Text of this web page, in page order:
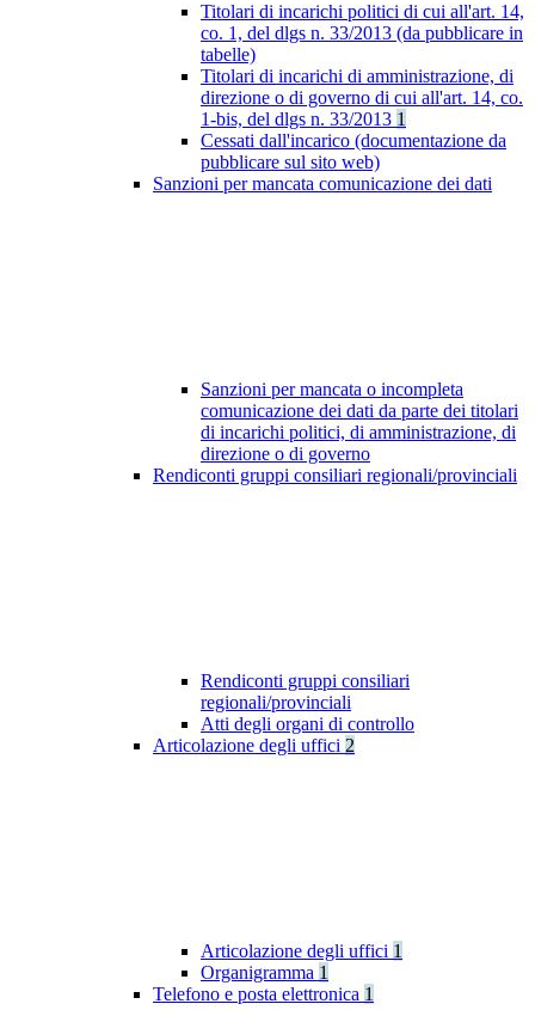
Titolari di incarichi politici di cui all'art. 14,
co. 1, del dlgs n. 33/2013 (da pubblicare in
tabelle)
Titolari di incarichi di amministrazione, di
direzione o di governo di cui all'art. 14, co.
1-bis, del dlgs n. 33/2013 1
Cessati dall'incarico (documentazione da
pubblicare sul sito web)
Sanzioni per mancata comunicazione dei dati
Sanzioni per mancata o incompleta
comunicazione dei dati da parte dei titolari
di incarichi politici, di amministrazione, di
direzione o di governo
Rendiconti gruppi consiliari regionali/provinciali
Rendiconti gruppi consiliari
regionali/provinciali
Atti degli organi di controllo
Articolazione degli uffici 2
Articolazione degli uffici 1
Organigramma 1
Telefono e posta elettronica 1